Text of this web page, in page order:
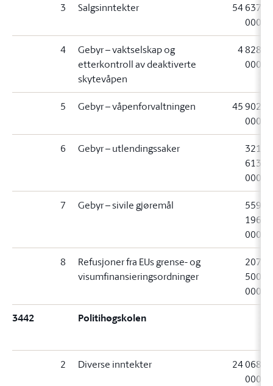
3 Salgsinntekter
54 637
000
4
Gebyr – vaktselskap og
etterkontroll av deaktiverte
skytevåpen
4 828
000
5 Gebyr – våpenforvaltningen
45 902
000
6 Gebyr – utlendingssaker
321
613
000
7 Gebyr – sivile gjøremål
559
196
000
8
Refusjoner fra EUs grense- og
visumfinansieringsordninger
207
500
000
3442 Politihøgskolen
2 Diverse inntekter
24 068
000